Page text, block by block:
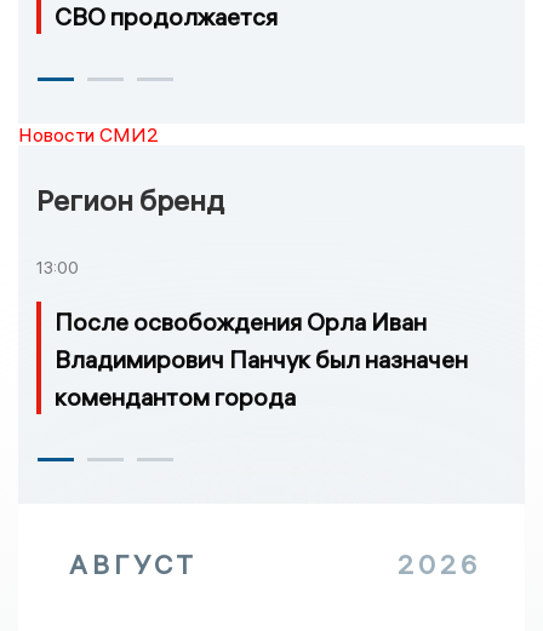
СВО продолжается
Новости СМИ2
Регион бренд
13:00
После освобождения Орла Иван
Владимирович Панчук был назначен
комендантом города
АВГУСТ 2026